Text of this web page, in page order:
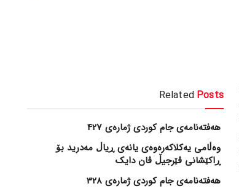
Related Posts
هەفتەنامەی جام کوردی ژمارەی 427
وەڵامی یەکلاکەرەوەی یانەی ڕیاڵ مەدرید بۆ
ڕاکێشانی ڤێرجیڵ ڤان دایک
هەفتەنامەی جام کوردی ژمارەی 328